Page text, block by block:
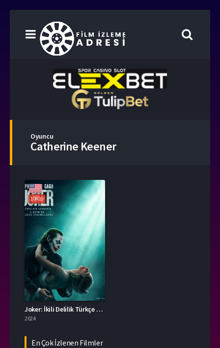
Oyuncu
Catherine Keener
1080p
Joker: İkili Delilik Türkçe Dublaj İzle
2024
En Çok İzlenen Filmler